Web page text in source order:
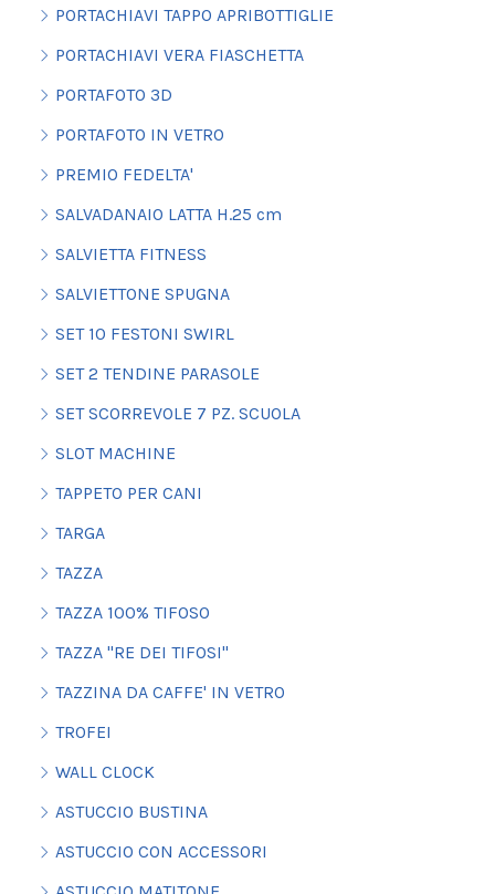
PORTACHIAVI TAPPO APRIBOTTIGLIE
PORTACHIAVI VERA FIASCHETTA
PORTAFOTO 3D
PORTAFOTO IN VETRO
PREMIO FEDELTA'
SALVADANAIO LATTA H.25 cm
SALVIETTA FITNESS
SALVIETTONE SPUGNA
SET 10 FESTONI SWIRL
SET 2 TENDINE PARASOLE
SET SCORREVOLE 7 PZ. SCUOLA
SLOT MACHINE
TAPPETO PER CANI
TARGA
TAZZA
TAZZA 100% TIFOSO
TAZZA "RE DEI TIFOSI"
TAZZINA DA CAFFE' IN VETRO
TROFEI
WALL CLOCK
ASTUCCIO BUSTINA
ASTUCCIO CON ACCESSORI